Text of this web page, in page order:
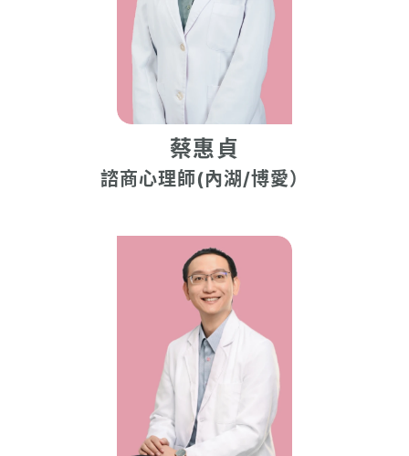
蔡惠貞
諮商心理師(內湖/博愛）